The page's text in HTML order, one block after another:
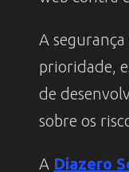
A
prioridade,
de
sobre os
A Diazero